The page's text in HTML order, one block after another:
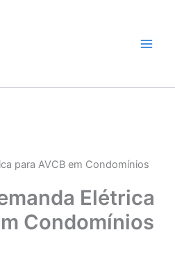
para AVCB em Condomínios
Elétrica
Condomínios